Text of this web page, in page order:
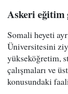
Askeri eğitim
Somali heyeti
Üniversitesini
yükseköğretim,
çalışmaları ve
konusundaki